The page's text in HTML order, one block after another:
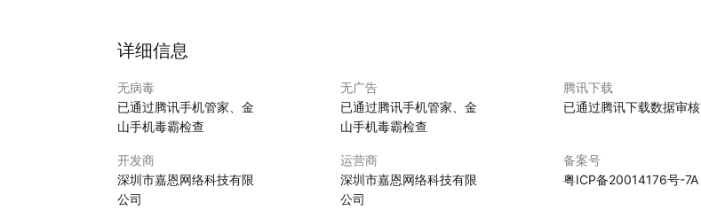
详细信息
无病毒
已通过腾讯手机管家、金
山手机毒霸检查
无广告
已通过腾讯手机管家、金
山手机毒霸检查
腾讯下载
已通过腾讯下载数据审核
开发商
深圳市嘉恩网络科技有限
公司
运营商
深圳市嘉恩网络科技有限
公司
备案号
粤ICP备20014176号-7A